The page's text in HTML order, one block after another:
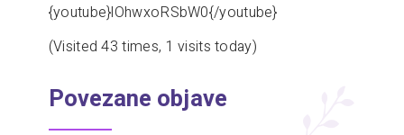
{youtube}lOhwxoRSbW0{/youtube}
(Visited 43 times, 1 visits today)
Povezane objave